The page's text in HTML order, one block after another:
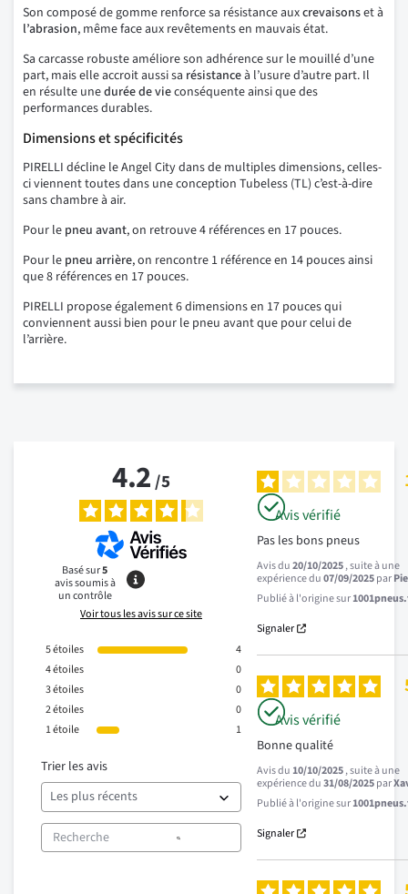
Son composé de gomme renforce sa résistance auxcrevaisonset à
l’abrasion, même face aux revêtements en mauvais état.
Sa carcasse robuste améliore son adhérence sur le mouillé d’une
part, mais elle accroit aussi sa résistanceà l’usure d’autre part. Il
en résulte unedurée de vieconséquente ainsi que des
performances durables.
Dimensions et spécificités
PIRELLI décline le Angel City dans de multiples dimensions, celles-
ci viennent toutes dans une conception Tubeless (TL) c’est-à-dire
sans chambre à air.
Pour le pneu avant, on retrouve 4 références en 17 pouces.
Pour le pneu arrière, on rencontre 1 référence en 14 pouces ainsi
que 8 références en 17 pouces.
PIRELLI propose également 6 dimensions en 17 pouces qui
conviennent aussi bien pour le pneu avant que pour celui de
l’arrière.
4.2/5
Basé sur5
avis soumis à
un contrôle
Voir tous les avis sur ce site
5étoiles
4
4étoiles
0
3étoiles
0
2étoiles
0
1étoile 1
Trier les avis
Avis vérifié
Pas les bons pneus
Avis du20/10/2025, suite à une
expérience du07/09/2025par
Publié à l'origine sur
Signaler
Avis vérifié
Bonne qualité
Avis du10/10/2025, suite à une
expérience du31/08/2025par
Publié à l'origine sur
Signaler